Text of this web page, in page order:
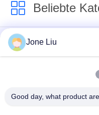
Beliebte
Luft-Suspendierungs-
Schock
BENZluft-
Jone Liu
Good day, what product